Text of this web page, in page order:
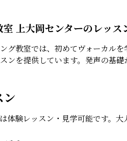
室 上大岡センターのレッス
グ教室では、初めてヴォーカル
ンを提供しています。発声の基
ン
体験レッスン・見学可能です。大